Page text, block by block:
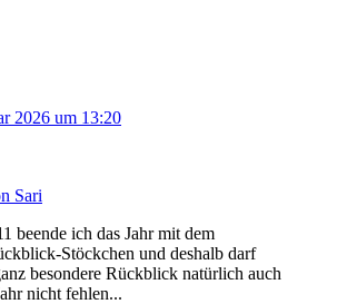
2026 um 13:20
Sari
beende ich das Jahr mit dem
Stöckchen und deshalb darf
besondere Rückblick natürlich auch
nicht fehlen...